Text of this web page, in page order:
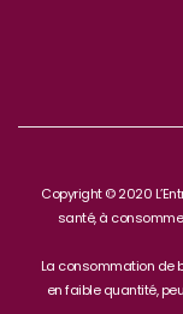
Copyright © 2020
santé, à
La consommation de
en faible quantité,